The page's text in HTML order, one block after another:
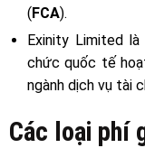
(FCA).
Exinity Limited
chức quốc tế
ngành dịch vụ tài
Các loại phí